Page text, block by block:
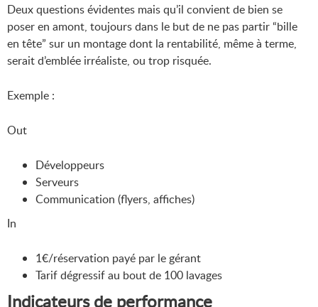
Deux questions évidentes mais qu’il convient de bien se
poser en amont, toujours dans le but de ne pas partir “bille
en tête” sur un montage dont la rentabilité, même à terme,
serait d’emblée irréaliste, ou trop risquée.
Exemple :
Out
Développeurs
Serveurs
Communication (flyers, affiches)
In
1€/réservation payé par le gérant
Tarif dégressif au bout de 100 lavages
Indicateurs de performance